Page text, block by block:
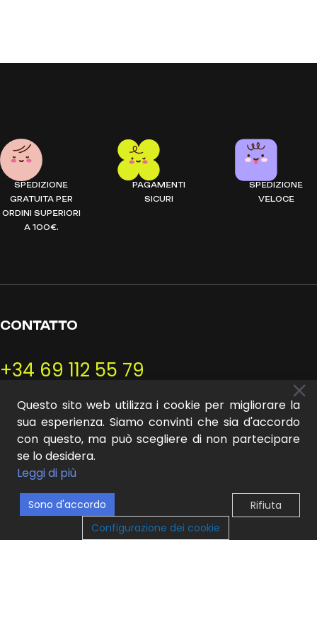
SPEDIZIONE
GRATUITA PER
ORDINI SUPERIORI
A 100€.
PAGAMENTI
SICURI
SPEDIZIONE
VELOCE
CONTATTO
+34 69 112 55 79
hola@mideer.es
INFORMAZIONI
Questo sito web utilizza i cookie per migliorare la
sua esperienza. Siamo convinti che sia d'accordo
con questo, ma può scegliere di non partecipare
se lo desidera.
Leggi di più
Sono d'accordo
Rifiuta
Configurazione dei cookie
0
Il mio account